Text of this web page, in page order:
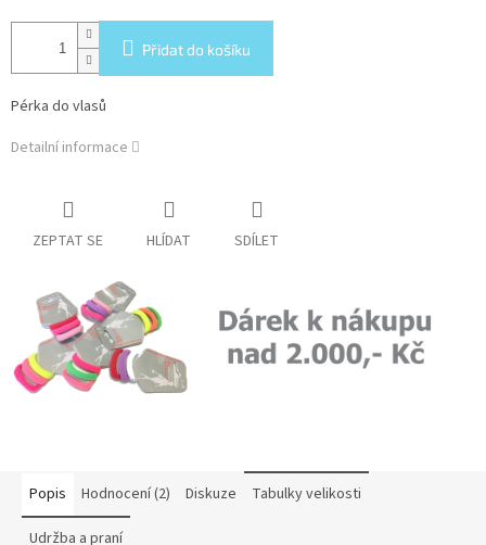
Přidat do košíku
Pérka do vlasů
Detailní informace
ZEPTAT SE HLÍDAT SDÍLET
Popis Hodnocení (2) Diskuze Tabulky velikosti
Udržba a praní